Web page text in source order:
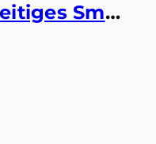
WOHNBAU: Vielseitiges Smart-Home: Ideal als Einfamilienhaus oder Zweiparteienhaus